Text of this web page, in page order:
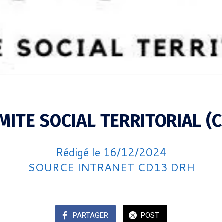
SOCIAL TERRITORIAL
Rédigé le 16/12/2024
SOURCE INTRANET CD13 DRH
PARTAGER POST